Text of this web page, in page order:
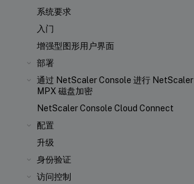
系统要求
入门
增强型图形用户界面
部署
通过 NetScaler Console 进行 NetScaler
MPX 磁盘加密
NetScaler Console Cloud Connect
配置
升级
身份验证
访问控制